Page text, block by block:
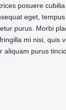
posuere
eget,
purus. Morbi
mi nisi, quis
purus